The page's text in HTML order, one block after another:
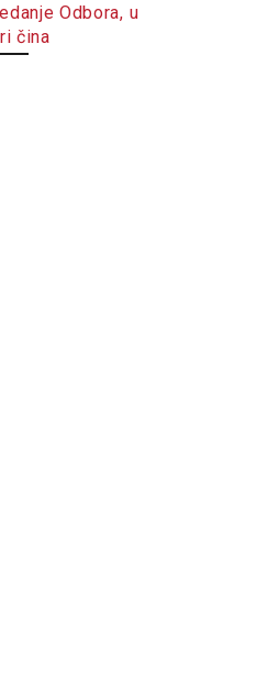
Odbora, u
čina